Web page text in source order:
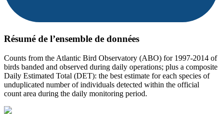
Résumé de l’ensemble de données
Counts from the Atlantic Bird Observatory (ABO) for 1997-2014 of
birds banded and observed during daily operations; plus a composite
Daily Estimated Total (DET): the best estimate for each species of
unduplicated number of individuals detected within the official
count area during the daily monitoring period.